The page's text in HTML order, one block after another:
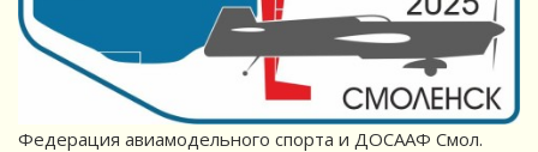
Федерация авиамодельного спорта и ДОСААФ Смол.